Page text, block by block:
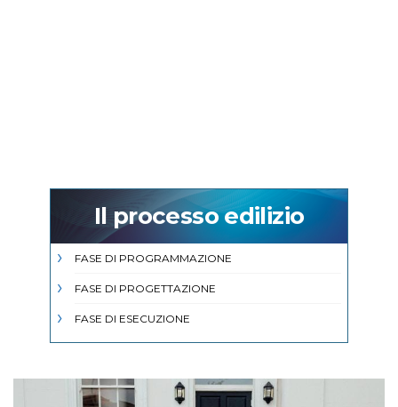
Il processo edilizio
FASE DI PROGRAMMAZIONE
FASE DI PROGETTAZIONE
FASE DI ESECUZIONE